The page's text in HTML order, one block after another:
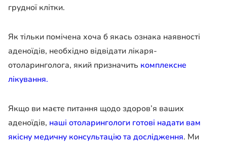
грудної клітки.
Як тільки помічена хоча б якась ознака наявності
аденоїдів, необхідно відвідати лікаря-
отоларинголога, який призначить комплексне
лікування.
Якщо ви маєте питання щодо здоров’я ваших
аденоїдів, наші отоларингологи готові надати вам
якісну медичну консультацію та дослідження. Ми